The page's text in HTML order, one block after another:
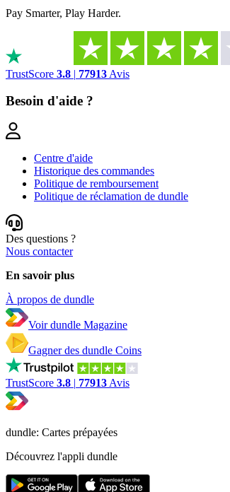
Pay Smarter, Play Harder.
TrustScore 3.8 | 77913 Avis
Besoin d'aide ?
Centre d'aide
Historique des commandes
Politique de remboursement
Politique de réclamation de dundle
Des questions ?
Nous contacter
En savoir plus
À propos de dundle
Voir dundle Magazine
Gagner des dundle Coins
TrustScore 3.8 | 77913 Avis
dundle: Cartes prépayées
Découvrez l'appli dundle